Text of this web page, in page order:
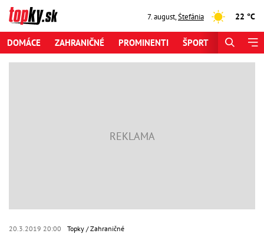
7. august,Štefánia 22 °C
DOMÁCE ZAHRANIČNÉ PROMINENTI ŠPORT
20.3.2019 20:00 Topky Zahraničné